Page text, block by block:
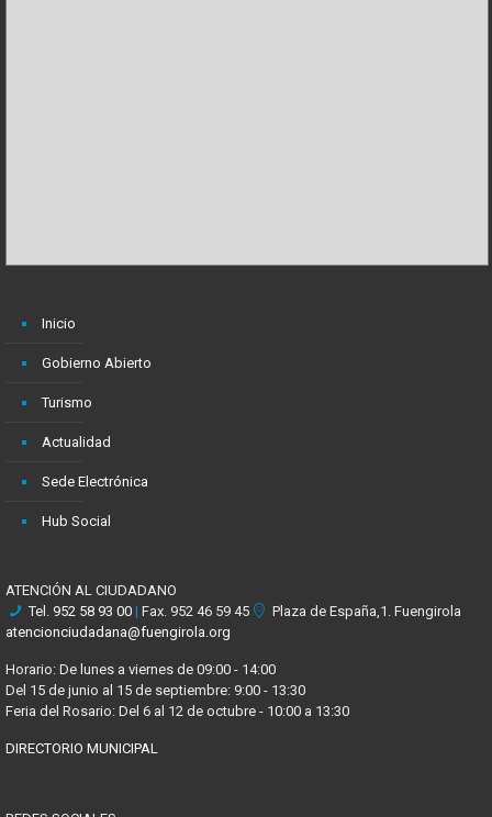
Inicio
Gobierno Abierto
Turismo
Actualidad
Sede Electrónica
Hub Social
ATENCIÓN AL CIUDADANO
Tel. 952 58 93 00 | Fax. 952 46 59 45
Plaza de España,1. Fuengirola
atencionciudadana@fuengirola.org
Horario: De lunes a viernes de 09:00 - 14:00
Del 15 de junio al 15 de septiembre: 9:00 - 13:30
Feria del Rosario: Del 6 al 12 de octubre - 10:00 a 13:30
DIRECTORIO MUNICIPAL